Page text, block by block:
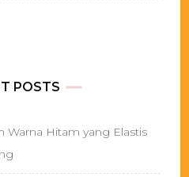
POSTS
Warna Hitam yang Elastis